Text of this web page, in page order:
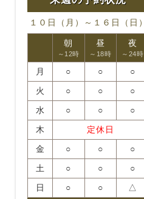
１０日（月）～１６日（日）
朝
～12時
昼
～18時
夜
～24時
月 ○ ○
○
火
○ ○
○
水
○ ○
○
木
定休日
金
○ ○
○
土
○ ○
○
日
○ ○ △